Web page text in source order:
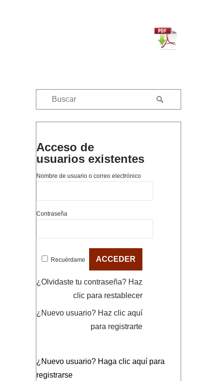
Acceso de
usuarios existentes
Nombre de usuario o correo electrónico
Contraseña
Recuérdame
¿Olvidaste tu contraseña? Haz
clic para restablecer
¿Nuevo usuario? Haz clic aquí
para registrarte
¿Nuevo usuario? Haga clic aquí para
registrarse